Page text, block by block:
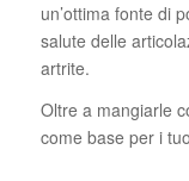
un’ottima fonte di
salute delle
artrite.
Oltre a mangiarle
come base per i